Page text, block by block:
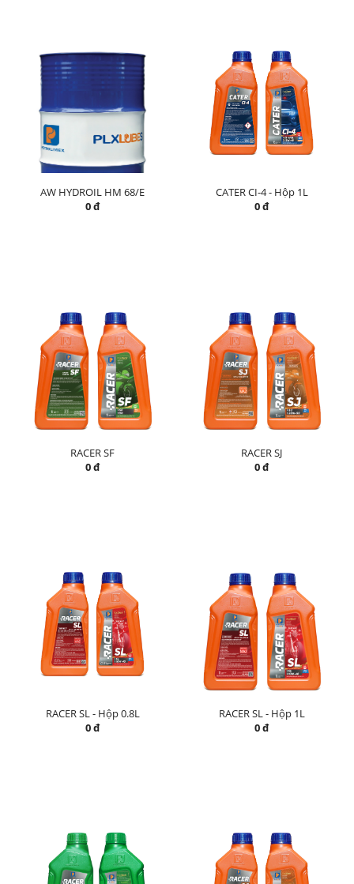
AW HYDROIL HM 68/E
0 đ
CATER CI-4 - Hộp 1L
0 đ
RACER SF
0 đ
RACER SJ
0 đ
RACER SL - Hộp 0.8L
0 đ
RACER SL - Hộp 1L
0 đ